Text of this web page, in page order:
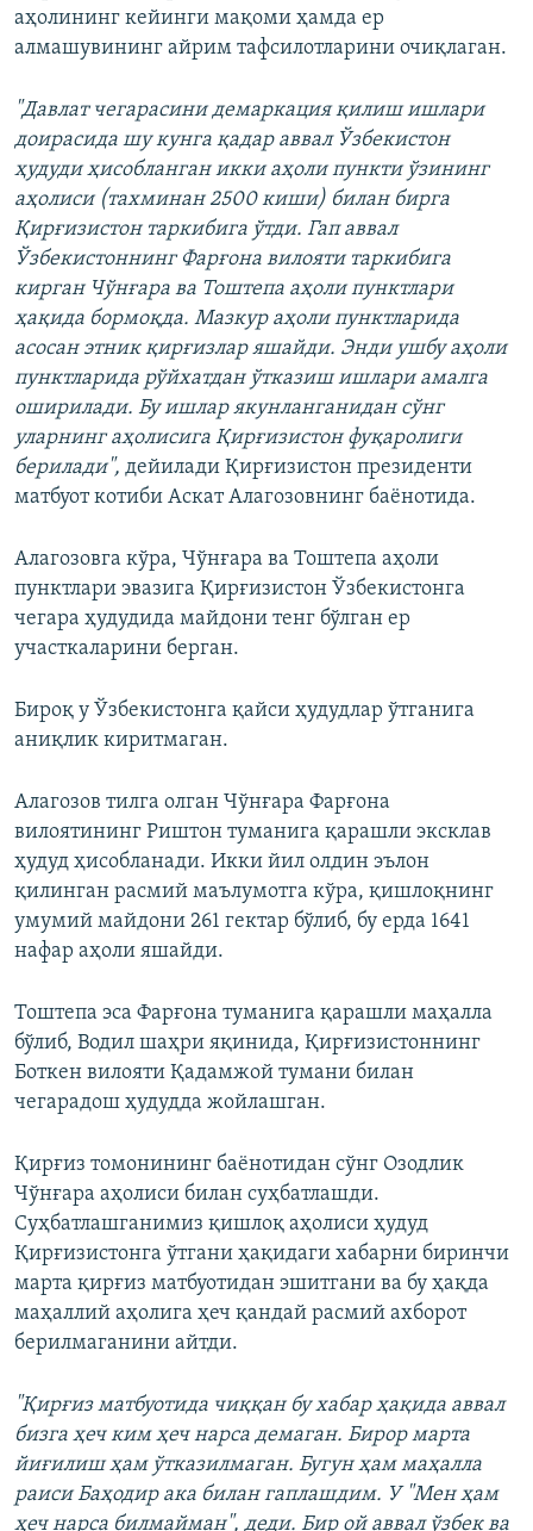
аҳолининг кейинги мақоми ҳамда ер
алмашувининг айрим тафсилотларини очиқлаган.
"Давлат чегарасини демаркация қилиш ишлари
доирасида шу кунга қадар аввал Ўзбекистон
ҳудуди ҳисобланган икки аҳоли пункти ўзининг
аҳолиси (тахминан 2500 киши) билан бирга
Қирғизистон таркибига ўтди. Гап аввал
Ўзбекистоннинг Фарғона вилояти таркибига
кирган Чўнғара ва Тоштепа аҳоли пунктлари
ҳақида бормоқда. Мазкур аҳоли пунктларида
асосан этник қирғизлар яшайди. Энди ушбу аҳоли
пунктларида рўйхатдан ўтказиш ишлари амалга
оширилади. Бу ишлар якунланганидан сўнг
уларнинг аҳолисига Қирғизистон фуқаролиги
берилади", дейилади Қирғизистон президенти
матбуот котиби Аскат Алагозовнинг баёнотида.
Алагозовга кўра, Чўнғара ва Тоштепа аҳоли
пунктлари эвазига Қирғизистон Ўзбекистонга
чегара ҳудудида майдони тенг бўлган ер
участкаларини берган.
Бироқ у Ўзбекистонга қайси ҳудудлар ўтганига
аниқлик киритмаган.
Алагозов тилга олган Чўнғара Фарғона
вилоятининг Риштон туманига қарашли эксклав
ҳудуд ҳисобланади. Икки йил олдин эълон
қилинган расмий маълумотга кўра, қишлоқнинг
умумий майдони 261 гектар бўлиб, бу ерда 1641
нафар аҳоли яшайди.
Тоштепа эса Фарғона туманига қарашли маҳалла
бўлиб, Водил шаҳри яқинида, Қирғизистоннинг
Боткен вилояти Қадамжой тумани билан
чегарадош ҳудудда жойлашган.
Қирғиз томонининг баёнотидан сўнг Озодлик
Чўнғара аҳолиси билан суҳбатлашди.
Суҳбатлашганимиз қишлоқ аҳолиси ҳудуд
Қирғизистонга ўтгани ҳақидаги хабарни биринчи
марта қирғиз матбуотидан эшитгани ва бу ҳақда
маҳаллий аҳолига ҳеч қандай расмий ахборот
берилмаганини айтди.
"Қирғиз матбуотида чиққан бу хабар ҳақида аввал
бизга ҳеч ким ҳеч нарса демаган. Бирор марта
йиғилиш ҳам ўтказилмаган. Бугун ҳам маҳалла
раиси Баҳодир ака билан гаплашдим. У "Мен ҳам
ҳеч нарса билмайман", деди. Бир ой аввал ўзбек ва